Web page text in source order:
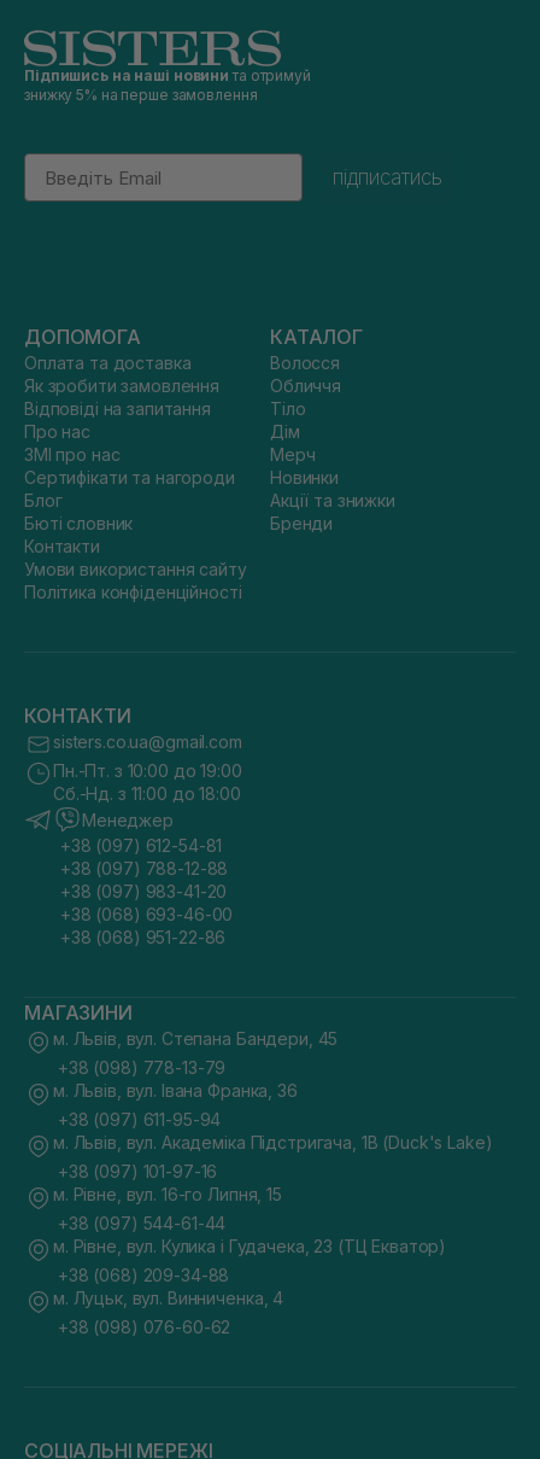
Підпишись на наші новини та отримуй
знижку 5% на перше замовлення
Email
підписатись
ДОПОМОГА
Оплата та доставка
Як зробити замовлення
Відповіді на запитання
Про нас
ЗМІ про нас
Сертифікати та нагороди
Блог
Бюті словник
Контакти
Умови використання сайту
Політика конфіденційності
КАТАЛОГ
Волосся
Обличчя
Тіло
Дім
Мерч
Новинки
Акції та знижки
Бренди
КОНТАКТИ
sisters.co.ua@gmail.com
Пн.-Пт. з 10:00 до 19:00
Сб.-Нд. з 11:00 до 18:00
Менеджер
+38 (097) 612-54-81
+38 (097) 788-12-88
+38 (097) 983-41-20
+38 (068) 693-46-00
+38 (068) 951-22-86
МАГАЗИНИ
м. Львів, вул. Степана Бандери, 45
+38 (098) 778-13-79
м. Львів, вул. Івана Франка, 36
+38 (097) 611-95-94
м. Львів, вул. Академіка Підстригача, 1В (Duck's Lake)
+38 (097) 101-97-16
м. Рівне, вул. 16-го Липня, 15
+38 (097) 544-61-44
м. Рівне, вул. Кулика і Гудачека, 23 (ТЦ Екватор)
+38 (068) 209-34-88
м. Луцьк, вул. Винниченка, 4
+38 (098) 076-60-62
СОЦІАЛЬНІ МЕРЕЖІ